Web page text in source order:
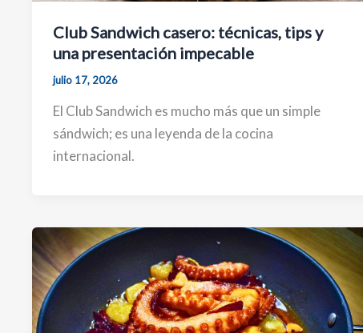
Club Sandwich casero: técnicas, tips y
una presentación impecable
julio 17, 2026
El Club Sandwich es mucho más que un simple
sándwich; es una leyenda de la cocina
internacional.